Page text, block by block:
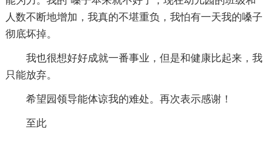
人数不断地增加，我真的不堪重负，我怕有一天我的嗓子
彻底坏掉。
我也很想好好成就一番事业，但是和健康比起来，我
只能放弃。
希望园领导能体谅我的难处。再次表示感谢！
至此